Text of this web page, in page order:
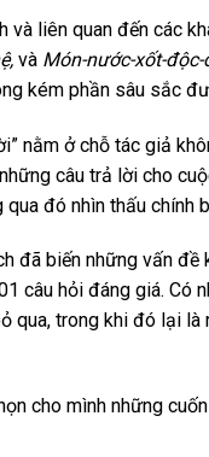
và liên quan đến các
và Món-nước-xốt-độc-
kém phần sâu sắc
nằm ở chỗ tác giả
câu trả lời cho
đó nhìn thấu chính
đã biến những vấn
câu hỏi đáng giá.
trong khi đó lại
cho mình những